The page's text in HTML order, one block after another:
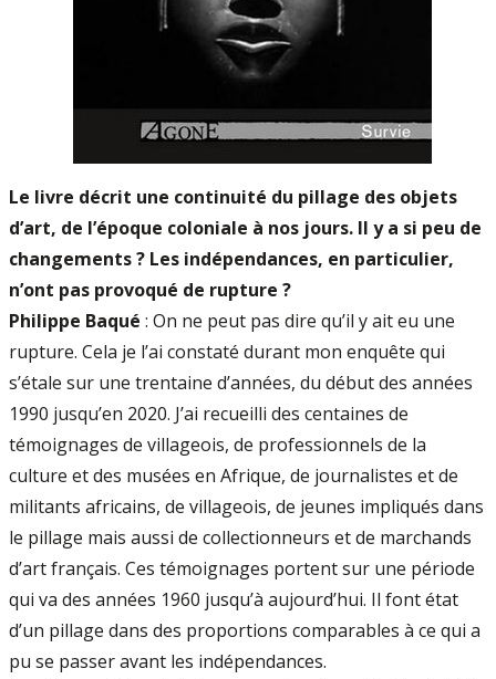
Le livre décrit une continuité du pillage des objets
d’art, de l’époque coloniale à nos jours. Il y a si peu de
changements ? Les indépendances, en particulier,
n’ont pas provoqué de rupture ?
Philippe Baqué : On ne peut pas dire qu’il y ait eu une
rupture. Cela je l’ai constaté durant mon enquête qui
s’étale sur une trentaine d’années, du début des années
1990 jusqu’en 2020. J’ai recueilli des centaines de
témoignages de villageois, de professionnels de la
culture et des musées en Afrique, de journalistes et de
militants africains, de villageois, de jeunes impliqués dans
le pillage mais aussi de collectionneurs et de marchands
d’art français. Ces témoignages portent sur une période
qui va des années 1960 jusqu’à aujourd’hui. Il font état
d’un pillage dans des proportions comparables à ce qui a
pu se passer avant les indépendances.